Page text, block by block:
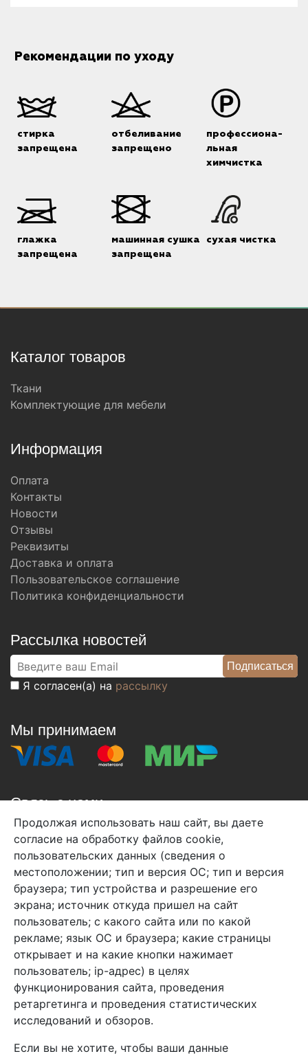
Рекомендации по уходу
стирка
запрещена
отбеливание
запрещено
профессиона-
льная
химчистка
глажка
запрещена
машинная сушка
запрещена
сухая чистка
Каталог товаров
Ткани
Комплектующие для мебели
Информация
Оплата
Контакты
Новости
Отзывы
Реквизиты
Доставка и оплата
Пользовательское соглашение
Политика конфиденциальности
Рассылка новостей
Я согласен(а) на рассылку
Мы принимаем
Связь с нами
+7 (495) 933-38-08
info@arben-textile.ru- оптовые продажи
Арбен текстиль г. Щелково, пер.
1-й Советский д.25, владение 2.
Мы в соц. сетях
Продолжая использовать наш сайт, вы даете
согласие на обработку файлов cookie,
пользовательских данных (сведения о
местоположении; тип и версия ОС; тип и версия
браузера; тип устройства и разрешение его
экрана; источник откуда пришел на сайт
пользователь; с какого сайта или по какой
рекламе; язык ОС и браузера; какие страницы
открывает и на какие кнопки нажимает
пользователь; ip-адрес) в целях
функционирования сайта, проведения
ретаргетинга и проведения статистических
исследований и обзоров.
Если вы не хотите, чтобы ваши данные